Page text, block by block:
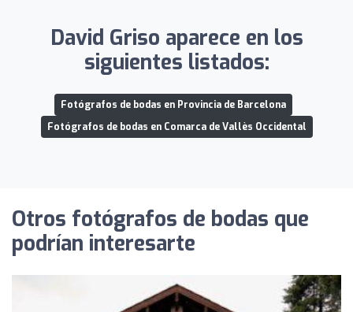
David Griso aparece en los
siguientes listados:
Fotógrafos de bodas en Provincia de Barcelona
Fotógrafos de bodas en Comarca de Vallès Occidental
Otros fotógrafos de bodas que
podrían interesarte